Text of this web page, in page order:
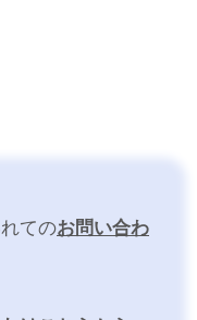
てのお問い合わ